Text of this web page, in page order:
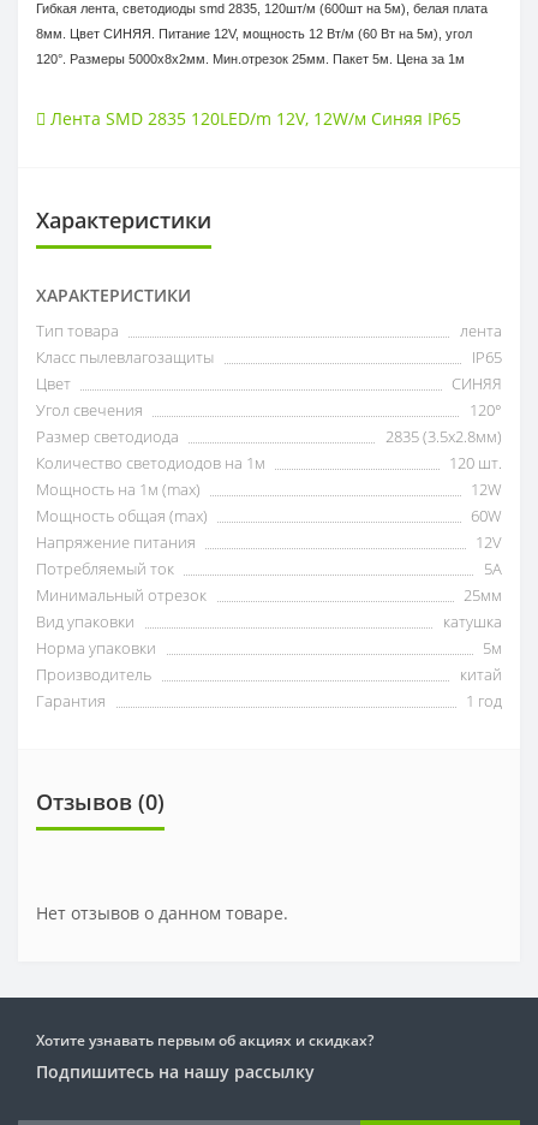
Гибкая лента, светодиоды smd 2835, 120шт/м (600шт на 5м), белая плата
8мм. Цвет СИНЯЯ. Питание 12V, мощность 12 Вт/м (60 Вт на 5м), угол
120°. Размеры 5000х8x2мм. Мин.отрезок 25мм. Пакет 5м. Цена за 1м
Лента SMD 2835 120LED/m 12V, 12W/м Синяя IP65
Характеристики
ХАРАКТЕРИСТИКИ
Тип товара
лента
Класс пылевлагозащиты
IP65
Цвет
СИНЯЯ
Угол свечения
120°
Размер светодиода
2835 (3.5x2.8мм)
Количество светодиодов на 1м
120 шт.
Мощность на 1м (max)
12W
Мощность общая (max)
60W
Напряжение питания
12V
Потребляемый ток
5А
Минимальный отрезок
25мм
Вид упаковки
катушка
Норма упаковки
5м
Производитель
китай
Гарантия
1 год
Отзывов (0)
Нет отзывов о данном товаре.
Хотите узнавать первым об акциях и скидках?
Подпишитесь на нашу рассылку